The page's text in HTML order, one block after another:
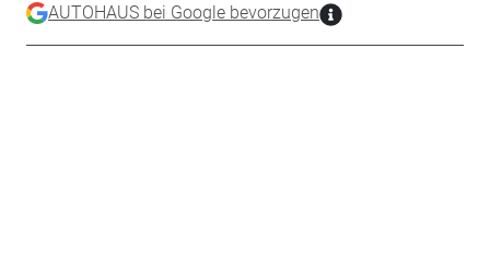
AUTOHAUS bei Google bevorzugen